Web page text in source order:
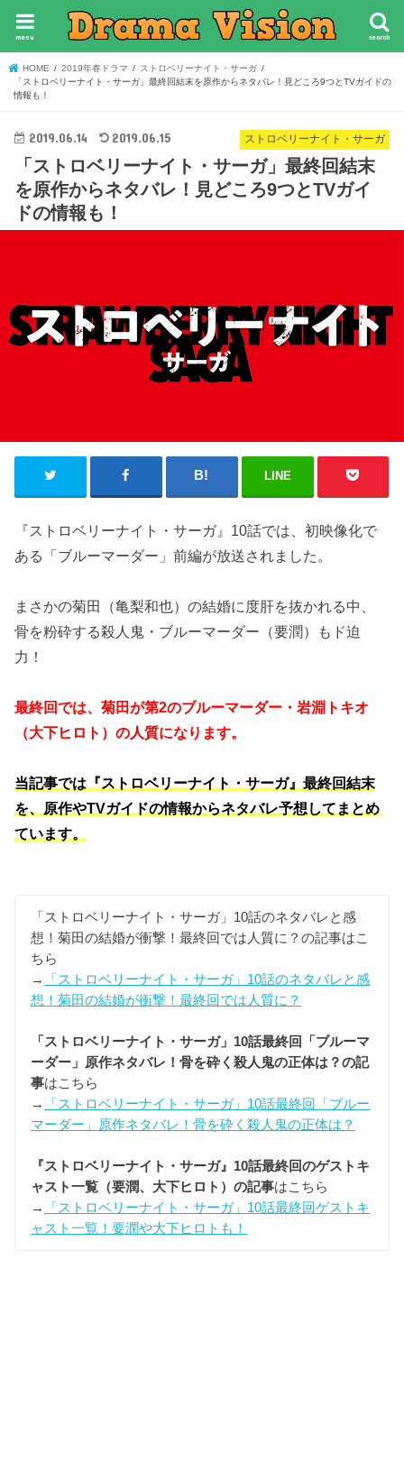
search
menu
HOME 2019年春ドラマ
ストロベリーナイト・サーガ
「ストロベリーナイト・サーガ」最終回結末を原作からネタバレ！見どころ9つとTVガイドの
情報も！
ストロベリーナイト・サーガ
2019.06.14 2019.06.15
「ストロベリーナイト・サーガ」最終回結末
を原作からネタバレ！見どころ9つとTVガイ
ドの情報も！
LINE
『ストロベリーナイト・サーガ』10話では、初映像化で
ある「ブルーマーダー」前編が放送されました。
まさかの菊田（亀梨和也）の結婚に度肝を抜かれる中、
骨を粉砕する殺人鬼・ブルーマーダー（要潤）もド迫
力！
最終回では、菊田が第2のブルーマーダー・岩淵トキオ
（大下ヒロト）の人質になります。
当記事では『ストロベリーナイト・サーガ』最終回結末
を、原作やTVガイドの情報からネタバレ予想してまとめ
ています。
「ストロベリーナイト・サーガ」10話のネタバレと感
想！菊田の結婚が衝撃！最終回では人質に？の記事はこ
ちら
→
「ストロベリーナイト・サーガ」10話のネタバレと感
想！菊田の結婚が衝撃！最終回では人質に？
「ストロベリーナイト・サーガ」10話最終回「ブルーマ
ーダー」原作ネタバレ！骨を砕く殺人鬼の正体は？の記
事はこちら
→
「ストロベリーナイト・サーガ」10話最終回「ブルー
マーダー」原作ネタバレ！骨を砕く殺人鬼の正体は？
『ストロベリーナイト・サーガ』10話最終回のゲストキ
ャスト一覧（要潤、大下ヒロト）の記事はこちら
→
「ストロベリーナイト・サーガ」10話最終回ゲストキ
ャスト一覧！要潤や大下ヒロトも！